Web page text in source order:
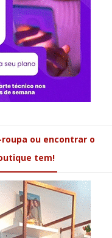
ou encontrar o
tem!